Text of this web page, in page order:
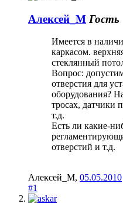
Алексей_М Гость
Имеется в
каркасом.
стеклянный
Вопрос:
отверстия для
оборудования?
тросах, датчики
т.д.
Есть ли какие-
отверстий и т.д.
Алексей_М, 05.05.2010
#1